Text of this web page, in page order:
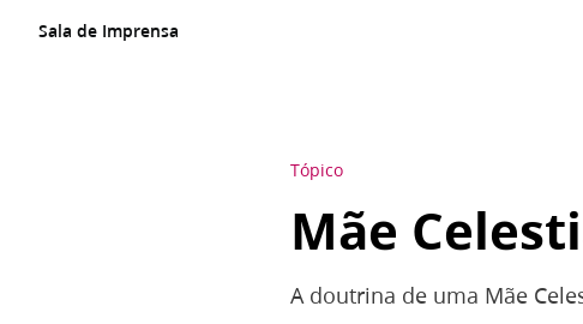
Sala de Imprensa
Tópico
Mãe
A doutrina de uma Mãe